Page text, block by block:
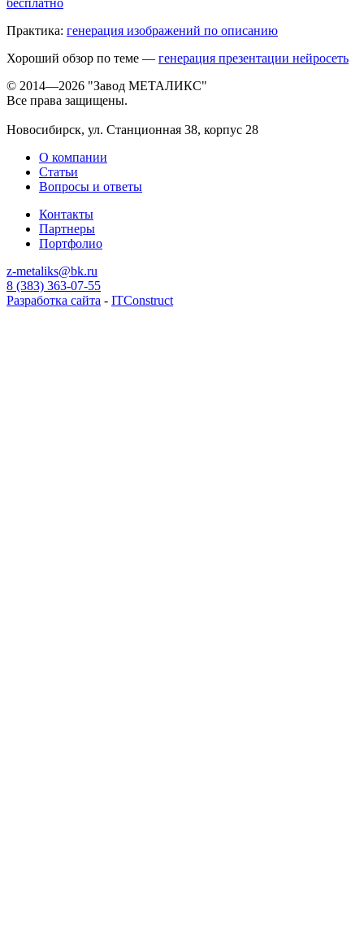
бесплатно
Практика: генерация изображений по описанию
Хороший обзор по теме — генерация презентации нейросеть
© 2014—2026 "Завод МЕТАЛИКС"
Все права защищены.
Новосибирск, ул. Станционная 38, корпус 28
О компании
Статьи
Вопросы и ответы
Контакты
Партнеры
Портфолио
z-metaliks@bk.ru
8 (383) 363-07-55
Разработка сайта - ITConstruct